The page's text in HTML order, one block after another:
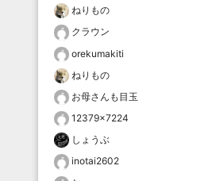
ねりもの
クラウン
orekumakiti
ねりもの
お母さんも目玉
12379×7224
しょうぶ
inotai2602